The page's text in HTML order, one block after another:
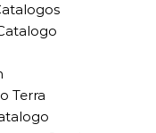
Terra